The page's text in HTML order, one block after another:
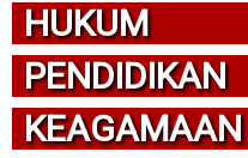
HUKUM
PENDIDIKAN
KEAGAMAAN